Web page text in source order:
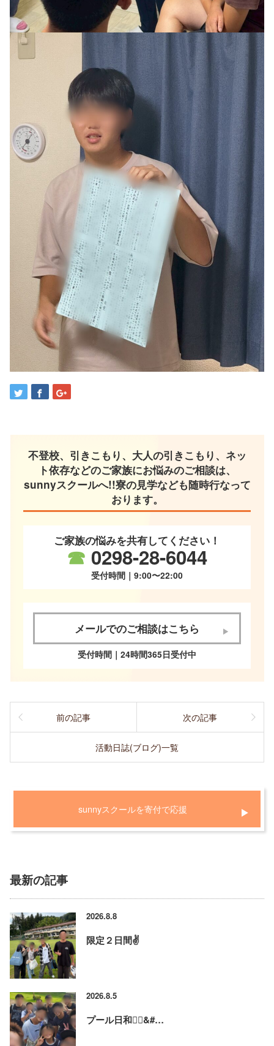
不登校、引きこもり、大人の引きこもり、ネッ
ト依存などのご家族にお悩みのご相談は、
sunnyスクールへ!!寮の見学なども随時行なって
おります。
ご家族の悩みを共有してください！
☎ 0298-28-6044
受付時間｜9:00〜22:00
メールでのご相談はこちら
受付時間｜24時間365日受付中
前の記事
活動日誌(ブログ)一覧
次の記事
sunnyスクールを寄付で応援
最新の記事
2026.8.8
限定２日間✌️
2026.8.5
プール日和🏊‍♂&#…